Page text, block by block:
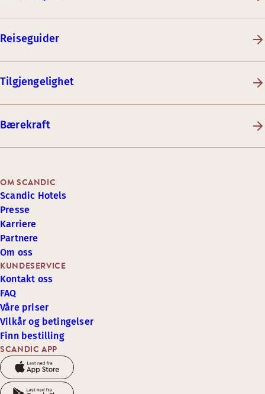
Reiseguider
Tilgjengelighet
Bærekraft
SCANDIC APP
KUNDESERVICE
Kontakt oss
FAQ
Våre priser
Vilkår og betingelser
Finn bestilling
OM SCANDIC
Scandic Hotels
Presse
Karriere
Partnere
Om oss